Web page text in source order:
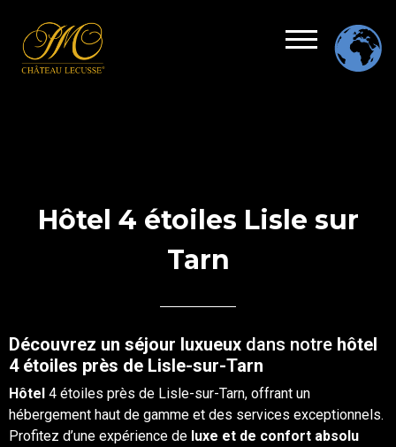
Hôtel 4 étoiles Lisle sur
Tarn
Découvrez un séjour luxueux dans notre hôtel
4 étoiles près de Lisle-sur-Tarn
Hôtel 4 étoiles près de Lisle-sur-Tarn, offrant un
hébergement haut de gamme et des services exceptionnels.
Profitez d’une expérience de luxe et de confort absolu